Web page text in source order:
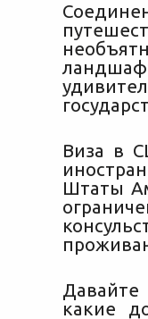
Виза в
Штаты
какие